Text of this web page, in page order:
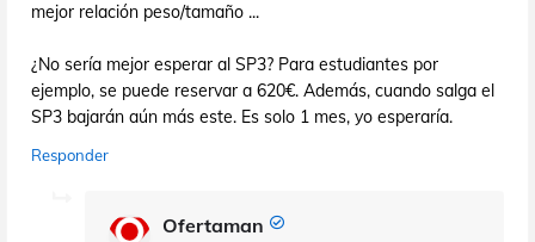
mejor relación peso/tamaño ...
¿No sería mejor esperar al SP3? Para estudiantes por
ejemplo, se puede reservar a 620€. Además, cuando salga el
SP3 bajarán aún más este. Es solo 1 mes, yo esperaría.
Responder
Ofertaman